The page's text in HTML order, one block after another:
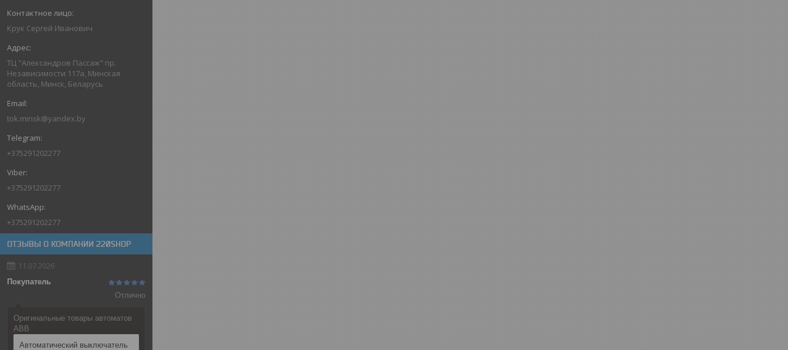
Крук Сергей Иванович
ТЦ "Александров Пассаж" пр.
Независимости 117а, Минская
область, Минск, Беларусь
tok.minsk@yandex.by
+375291202277
+375291202277
+375291202277
ОТЗЫВЫ О КОМПАНИИ 220SHOP
11.07.2026
Покупатель
Отлично
Оригинальные товары автоматов
ABB
Автоматический выключатель